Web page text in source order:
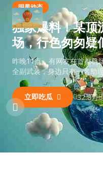
跳过导航
51每日大赛
明星动态
独家爆料！某顶
场，行色匆匆疑
昨晚11点，有网友在首都机
全副武装，身边只有一名助
立即吃瓜 32.8万